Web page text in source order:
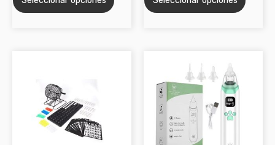
producto